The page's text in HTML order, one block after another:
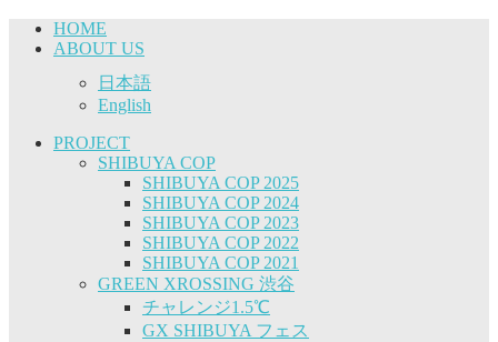
HOME
ABOUT US
日本語
English
PROJECT
SHIBUYA COP
SHIBUYA COP 2025
SHIBUYA COP 2024
SHIBUYA COP 2023
SHIBUYA COP 2022
SHIBUYA COP 2021
GREEN XROSSING 渋谷
チャレンジ1.5℃
GX SHIBUYA フェス